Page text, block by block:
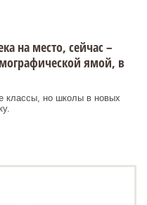
на место, сейчас –
ямой, в
классы, но школы в новых